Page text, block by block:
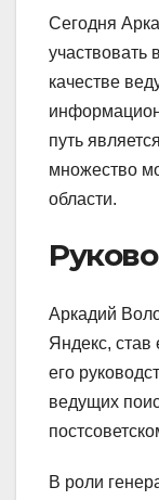
Сегодня
участвовать
качестве
путь
множество
области.
Аркадий
Яндекс,
его
ведущих
В роли